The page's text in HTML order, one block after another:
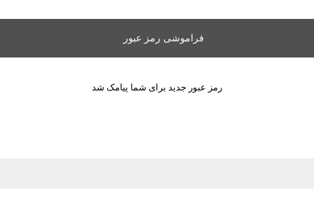
فراموشی رمز عبور
رمز عبور جدید برای شما پیامک شد